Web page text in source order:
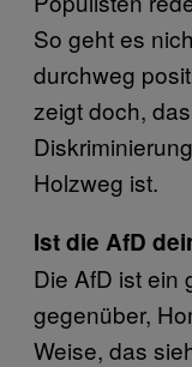
So geht es
durchweg
zeigt doch,
Holzweg ist.
Ist die AfD
Die AfD ist ein
gegenüber,
Weise, das